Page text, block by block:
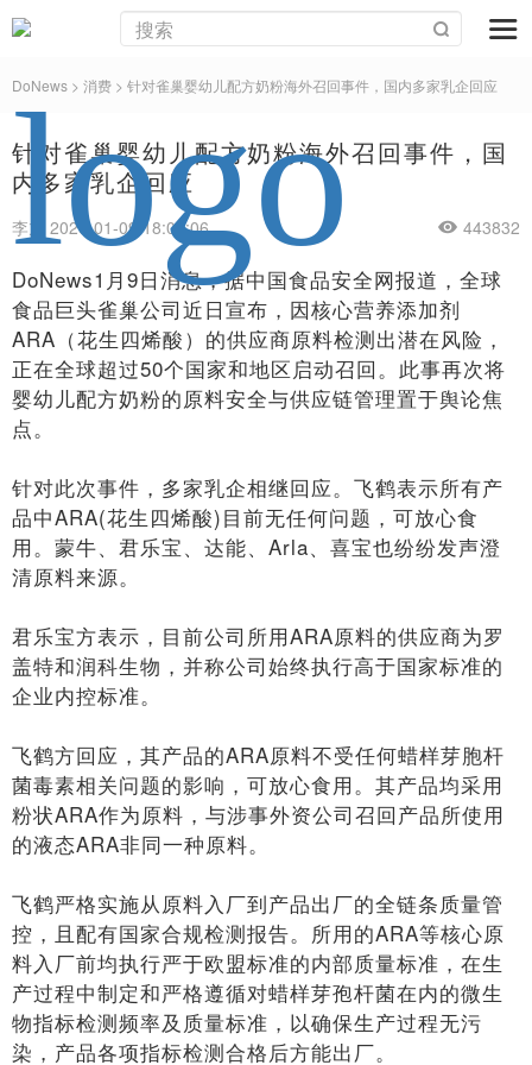
DoNews > 消费 > 针对雀巢婴幼儿配方奶粉海外召回事件，国内多家乳企回应
针对雀巢婴幼儿配方奶粉海外召回事件，国
内多家乳企回应
李旭 2026-01-09 18:09:06 443832
DoNews1月9日消息，据中国食品安全网报道，全球
食品巨头雀巢公司近日宣布，因核心营养添加剂
ARA（花生四烯酸）的供应商原料检测出潜在风险，
正在全球超过50个国家和地区启动召回。此事再次将
婴幼儿配方奶粉的原料安全与供应链管理置于舆论焦
点。
针对此次事件，多家乳企相继回应。飞鹤表示所有产
品中ARA(花生四烯酸)目前无任何问题，可放心食
用。蒙牛、君乐宝、达能、Arla、喜宝也纷纷发声澄
清原料来源。
君乐宝方表示，目前公司所用ARA原料的供应商为罗
盖特和润科生物，并称公司始终执行高于国家标准的
企业内控标准。
飞鹤方回应，其产品的ARA原料不受任何蜡样芽胞杆
菌毒素相关问题的影响，可放心食用。其产品均采用
粉状ARA作为原料，与涉事外资公司召回产品所使用
的液态ARA非同一种原料。
飞鹤严格实施从原料入厂到产品出厂的全链条质量管
控，且配有国家合规检测报告。所用的ARA等核心原
料入厂前均执行严于欧盟标准的内部质量标准，在生
产过程中制定和严格遵循对蜡样芽孢杆菌在内的微生
物指标检测频率及质量标准，以确保生产过程无污
染，产品各项指标检测合格后方能出厂。